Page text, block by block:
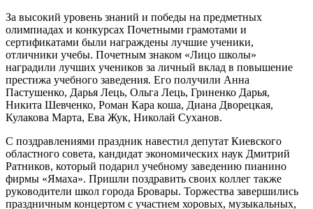
За высокий уровень знаний и победы на предметных
олимпиадах и конкурсах Почетными грамотами и
сертификатами были награждены лучшие ученики,
отличники учебы. Почетным знаком «Лицо школы»
наградили лучших учеников за личный вклад в повышение
престижа учебного заведения. Его получили Анна
Пастушенко, Дарья Лець, Ольга Лець, Гриненко Дарья,
Никита Шевченко, Роман Кара коша, Диана Дворецкая,
Кулакова Марта, Ева Жук, Николай Суханов.
С поздравлениями праздник навестил депутат Киевского
областного совета, кандидат экономических наук Дмитрий
Ратников, который подарил учебному заведению пианино
фирмы «Ямаха». Пришли поздравить своих коллег также
руководители школ города Бровары. Торжества завершились
праздничным концертом с участием хоровых, музыкальных,